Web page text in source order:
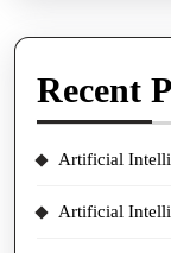
Recent
Artificial
Artificial